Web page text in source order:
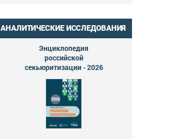
АНАЛИТИЧЕСКИЕ ИССЛЕДОВАНИЯ
Энциклопедия
российской
секьюритизации - 2026